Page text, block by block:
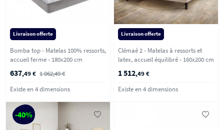
Livraison offerte
Bomba top - Matelas 100% ressorts,
accueil ferme - 180x200 cm
637,49 € 1 062,49 €
Existe en 4 dimensions
Livraison offerte
Clémaé 2 - Matelas à ressorts et
latex, accueil équilibré - 160x200 cm
1 512,49 €
Existe en 4 dimensions
-40%